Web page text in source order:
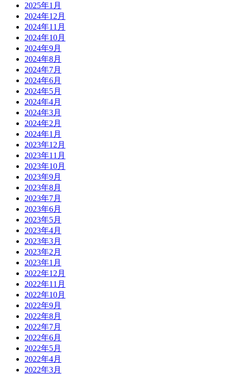
2025年1月
2024年12月
2024年11月
2024年10月
2024年9月
2024年8月
2024年7月
2024年6月
2024年5月
2024年4月
2024年3月
2024年2月
2024年1月
2023年12月
2023年11月
2023年10月
2023年9月
2023年8月
2023年7月
2023年6月
2023年5月
2023年4月
2023年3月
2023年2月
2023年1月
2022年12月
2022年11月
2022年10月
2022年9月
2022年8月
2022年7月
2022年6月
2022年5月
2022年4月
2022年3月